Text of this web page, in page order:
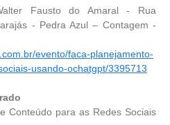
Fausto do Amaral - Rua
- Pedra Azul – Contagem -
evento/faca-planejamento-
usando-ochatgpt/3395713
Conteúdo para as Redes Sociais